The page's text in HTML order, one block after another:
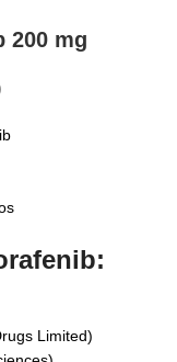
200 mg
Limited)